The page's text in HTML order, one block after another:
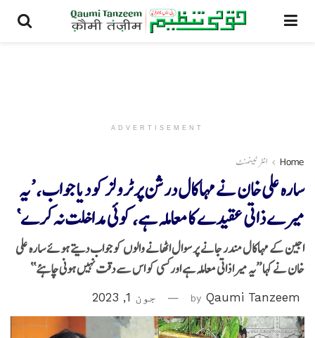
ADVERTISEMENT
Home انٹرٹینمنٹ
سارہ علی خان نے مہاکال درشن پر ٹرولز کو دیا جواب، ’یہ
میرے ذاتی عقیدے کا معاملہ ہے، کوئی مداخلت نہ کرے‘
اجین کے مہاکال مندر جانے پر سوال اٹھانے والوں کو جواب دیتے ہوئے سارہ علی
خان نے کہا ’’یہ میرا ذاتی معاملہ ہے اور کسی کو اس سے دقت نہیں ہونی چاہئے‘‘
by Qaumi Tanzeem جون 1, 2023